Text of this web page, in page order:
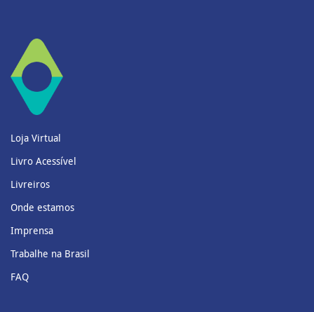
Loja Virtual
Livro Acessível
Livreiros
Onde estamos
Imprensa
Trabalhe na Brasil
FAQ